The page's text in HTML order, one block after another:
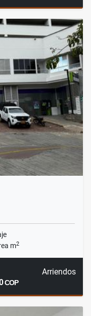
m2
Arriendos
COP